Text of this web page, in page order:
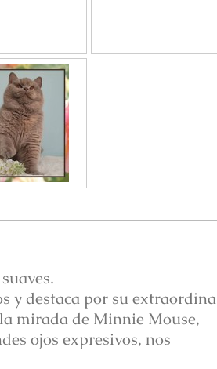
y destaca por su
mirada de Minnie Mouse,
ojos expresivos, nos